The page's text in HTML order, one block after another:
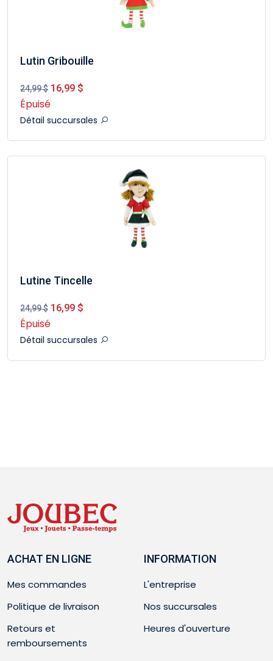
Lutin Gribouille
24,99 $ 16,99 $
Épuisé
Détail succursales
Lutine Tincelle
24,99 $ 16,99 $
Épuisé
Détail succursales
ACHAT EN LIGNE
Mes commandes
Politique de livraison
Retours et
remboursements
INFORMATION
L'entreprise
Nos succursales
Heures d'ouverture